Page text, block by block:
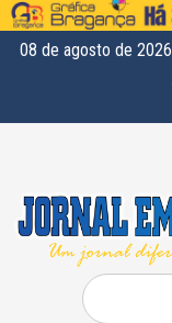
08 de agosto de 2026
Pesquisar
por: